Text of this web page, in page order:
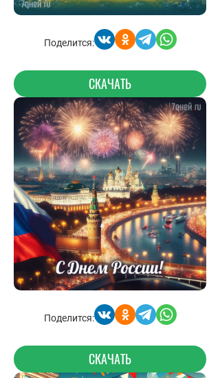
Поделится:
СКАЧАТЬ
Поделится:
СКАЧАТЬ